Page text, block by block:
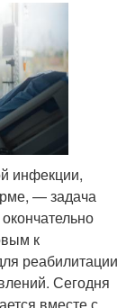
инфекции,
— задача
к
реабилитации
Сегодня
вместе с